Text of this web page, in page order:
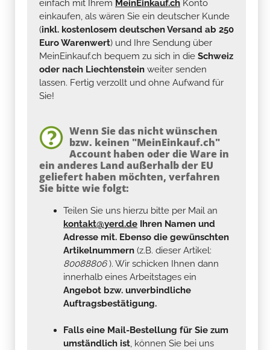
einfach mit Ihrem MeinEinkauf.ch Konto
einkaufen, als wären Sie ein deutscher Kunde
(inkl. kostenlosem deutschen Versand ab 250
Euro Warenwert) und Ihre Sendung über
MeinEinkauf.ch bequem zu sich in die Schweiz
oder nach Liechtenstein weiter senden
lassen. Fertig verzollt und ohne Aufwand für
Sie!
Wenn Sie das nicht wünschen
bzw. keinen "MeinEinkauf.ch"
Account haben oder die Ware in
ein anderes Land außerhalb der EU
geliefert haben möchten, verfahren
Sie bitte wie folgt:
Teilen Sie uns hierzu bitte per Mail an
kontakt@yerd.de Ihren Namen und
Adresse mit. Ebenso die gewünschten
Artikelnummern (z.B. dieser Artikel:
80088806). Wir schicken Ihnen dann
innerhalb eines Arbeitstages ein
Angebot bzw. unverbindliche
Auftragsbestätigung.
Falls eine Mail-Bestellung für Sie zum
umständlich ist, können Sie bei uns